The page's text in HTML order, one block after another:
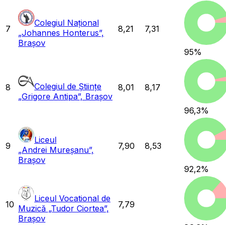
7
Colegiul Național
„Johannes Honterus”,
Brașov
8,21 7,31
95%
8
Colegiul de Științe
„Grigore Antipa”, Brașov
8,01 8,17
96,3%
9
Liceul
„Andrei Mureșanu”,
Brașov
7,90 8,53
92,2%
10
Liceul Vocational de
Muzică „Tudor Ciortea”,
Brașov
7,79